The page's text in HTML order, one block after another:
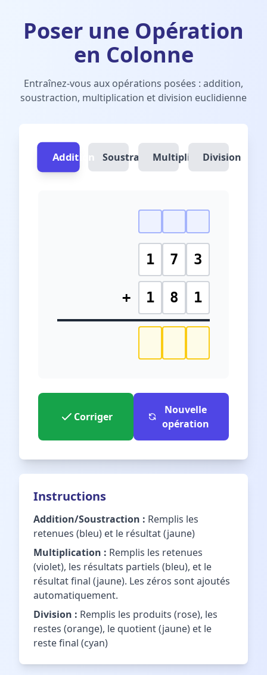
Poser une Opération
en Colonne
Entraînez-vous aux opérations posées : addition,
soustraction, multiplication et division euclidienne
Addition SoustractionMultiplicationDivision
1 7 3
+ 1 8 1
Corriger
Nouvelle
opération
Instructions
Addition/Soustraction : Remplis les
retenues (bleu) et le résultat (jaune)
Multiplication : Remplis les retenues
(violet), les résultats partiels (bleu), et le
résultat final (jaune). Les zéros sont ajoutés
automatiquement.
Division : Remplis les produits (rose), les
restes (orange), le quotient (jaune) et le
reste final (cyan)